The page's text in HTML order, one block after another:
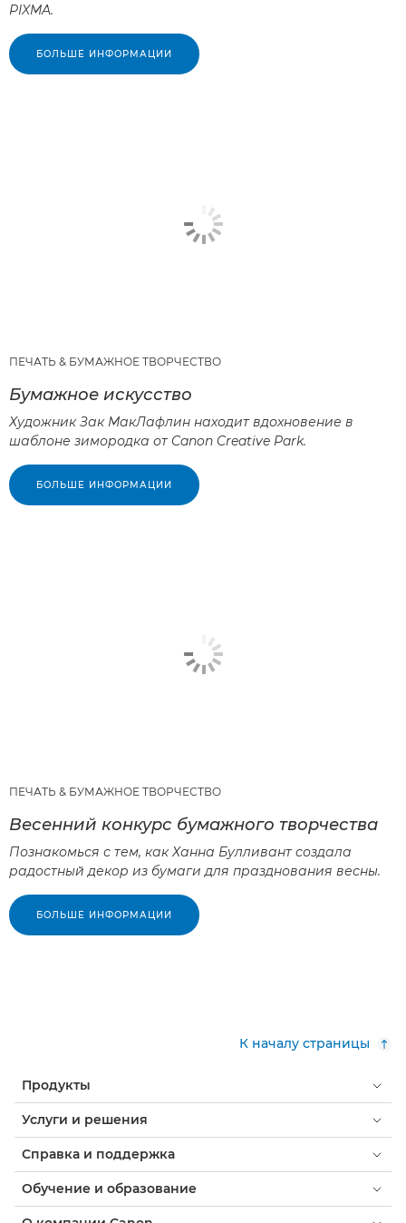
PIXMA.
БОЛЬШЕ ИНФОРМАЦИИ
ПЕЧАТЬ & БУМАЖНОЕ ТВОРЧЕСТВО
Бумажное искусство
Художник Зак МакЛафлин находит вдохновение в
шаблоне зимородка от Canon Creative Park.
БОЛЬШЕ ИНФОРМАЦИИ
ПЕЧАТЬ & БУМАЖНОЕ ТВОРЧЕСТВО
Весенний конкурс бумажного творчества
Познакомься с тем, как Ханна Булливант создала
радостный декор из бумаги для празднования весны.
БОЛЬШЕ ИНФОРМАЦИИ
К началу страницы
Продукты
Услуги и решения
Справка и поддержка
Обучение и образование